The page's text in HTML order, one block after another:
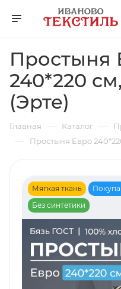
Простыня
240*220
(Эрте)
Главная — Каталог —
— Простыня Евро
Мягкая ткань
Без синтетики